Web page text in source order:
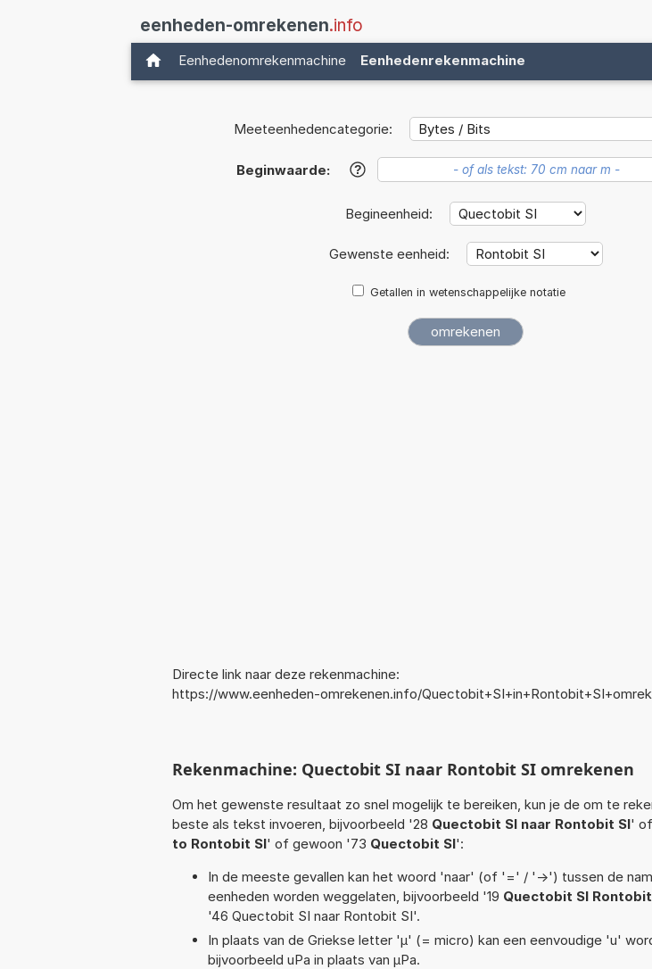
eenheden-omrekenen.info
Eenhedenomrekenmachine Eenhedenrekenmachine
Meeteenhedencategorie:
Beginwaarde: ?
Begineenheid:
Gewenste eenheid:
Getallen in wetenschappelijke notatie
Directe link naar deze rekenmachine:
https://www.eenheden-omrekenen.info/
Rekenmachine: Quectobit SI naar Rontobit SI omrekenen
Om het gewenste resultaat zo snel mogelijk te bereiken, kun je de om te
beste als tekst invoeren, bijvoorbeeld '28 Quectobit SI naar Rontobit SI'
to Rontobit SI' of gewoon '73 Quectobit SI':
In de meeste gevallen kan het woord 'naar' (of '=' / '->') tussen de
eenheden worden weggelaten, bijvoorbeeld '19 Quectobit SI
'46 Quectobit SI naar Rontobit SI'.
In plaats van de Griekse letter 'µ' (= micro) kan een eenvoudige 'u'
bijvoorbeeld uPa in plaats van µPa.